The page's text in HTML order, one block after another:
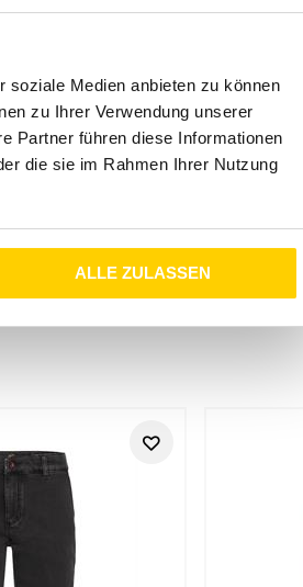
soziale Medien anbieten zu können
zu Ihrer Verwendung unserer
Partner führen diese Informationen
die sie im Rahmen Ihrer Nutzung
ALLE ZULASSEN
Bei Tara-M findest du ausgewählte
lassen sich schnell kombinieren
soll und du dazu moderne